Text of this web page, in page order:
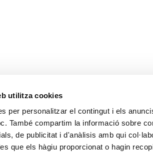
utilitza cookies
per personalitzar el contingut i els
També compartim la informació sobre
de publicitat i d'anàlisis amb qui
que els hàgiu proporcionat o hagin